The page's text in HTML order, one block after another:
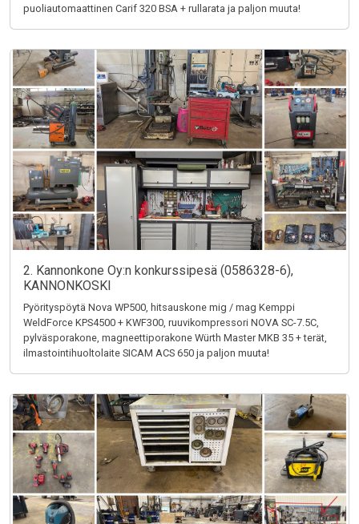
puoliautomaattinen Carif 320 BSA + rullarata ja paljon muuta!
2. Kannonkone Oy:n konkurssipesä (0586328-6),
KANNONKOSKI
Pyörityspöytä Nova WP500, hitsauskone mig / mag Kemppi
WeldForce KPS4500 + KWF300, ruuvikompressori NOVA SC-7.5C,
pylväsporakone, magneettiporakone Würth Master MKB 35 + terät,
ilmastointihuoltolaite SICAM ACS 650 ja paljon muuta!